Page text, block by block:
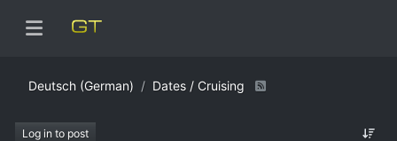
Deutsch (German) Dates / Cruising
Log in to post